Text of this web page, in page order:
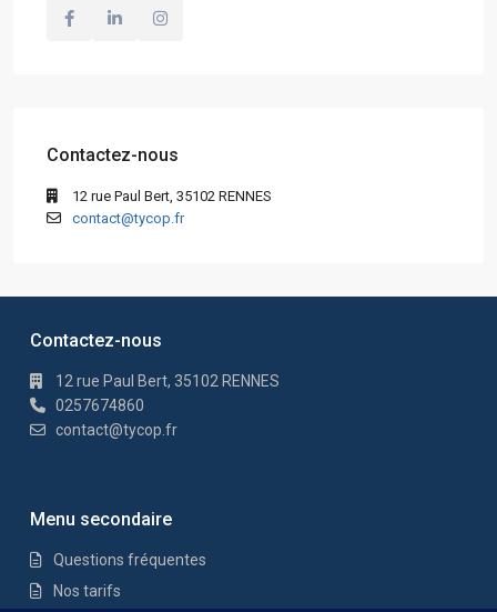
Contactez-nous
12 rue Paul Bert, 35102 RENNES
contact@tycop.fr
Contactez-nous
12 rue Paul Bert, 35102 RENNES
0257674860
contact@tycop.fr
Menu secondaire
Questions fréquentes
Nos tarifs